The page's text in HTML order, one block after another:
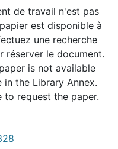
de travail n'est pas
est disponible à
une recherche
réserver le document.
is not available
the Library Annex.
to request the paper.